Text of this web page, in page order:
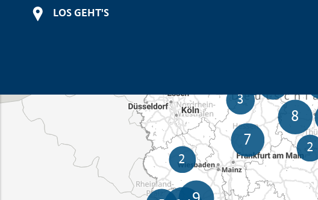
LOS GEHT'S